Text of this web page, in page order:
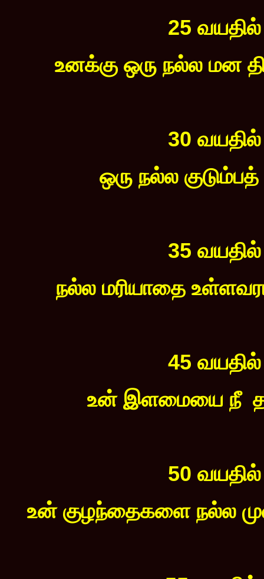
25
உனக்கு ஒரு நல்ல மன
30
ஒரு நல்ல
35
நல்ல மரியாதை
45
உன் இளமையை நீ
50
உன் குழந்தைகளை நல்ல